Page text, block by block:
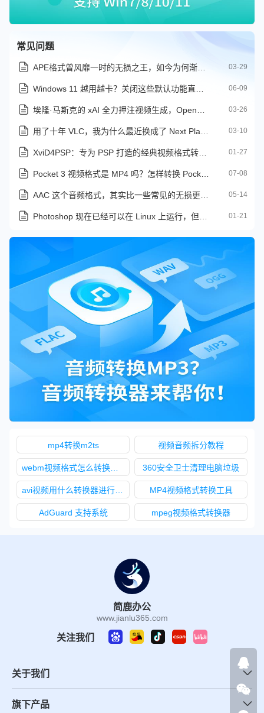
常见问题
03-29
06-09
03-26
03-10
01-27
07-08
05-14
01-21
mp4转换m2ts 视频音频拆分教程
360安全卫士清理电脑垃圾
MP4视频格式转换工具
AdGuard 支持系统 mpeg视频格式转换器
简鹿办公
www.jianlu365.com
关注我们
关于我们
旗下产品